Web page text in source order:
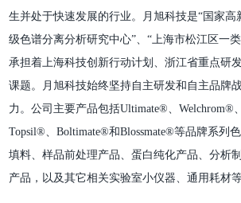
生并处于快速发展的行业。月旭科技是“国家高
级色谱分离分析研究中心”、“上海市松江区一
承担着上海科技创新行动计划、浙江省重点研
课题。月旭科技始终坚持自主研发和自主品牌
力。公司主要产品包括Ultimate®、Welchrom®
Topsil®、Boltimate®和Blossmate®等品牌系列
填料、样品前处理产品、蛋白纯化产品、分析
产品，以及其它相关实验室小仪器、通用耗材等